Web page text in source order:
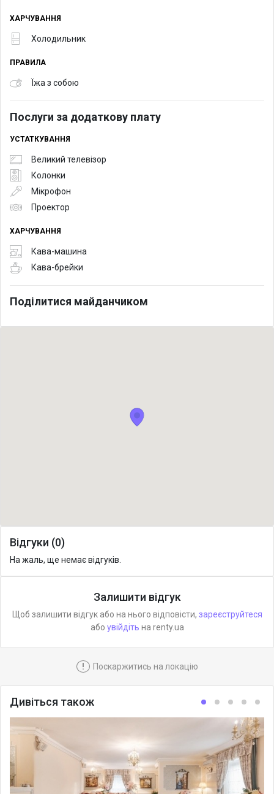
ХАРЧУВАННЯ
Холодильник
ПРАВИЛА
Їжа з собою
Послуги за додаткову плату
УСТАТКУВАННЯ
Великий телевізор
Колонки
Мікрофон
Проектор
ХАРЧУВАННЯ
Кава-машина
Кава-брейки
Поділитися майданчиком
Відгуки (0)
На жаль, ще немає відгуків.
Залишити відгук
Щоб залишити відгук або на нього відповісти, зареєструйтеся
або увійдіть на renty.ua
! Поскаржитись на локацію
Дивіться також